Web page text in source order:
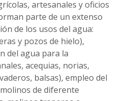
artesanales y oficios
parte de un extenso
de los usos del agua:
y pozos de hielo),
del agua para la
acequias, norias,
balsas), empleo del
de diferente